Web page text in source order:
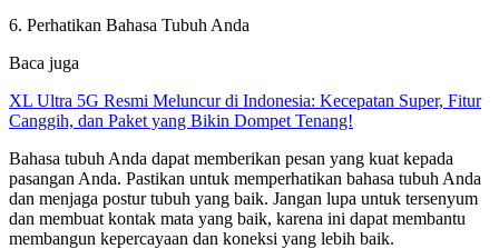
6. Perhatikan Bahasa Tubuh Anda
Baca juga
XL Ultra 5G Resmi Meluncur di Indonesia: Kecepatan Super, Fitur
Canggih, dan Paket yang Bikin Dompet Tenang!
Bahasa tubuh Anda dapat memberikan pesan yang kuat kepada
pasangan Anda. Pastikan untuk memperhatikan bahasa tubuh Anda
dan menjaga postur tubuh yang baik. Jangan lupa untuk tersenyum
dan membuat kontak mata yang baik, karena ini dapat membantu
membangun kepercayaan dan koneksi yang lebih baik.